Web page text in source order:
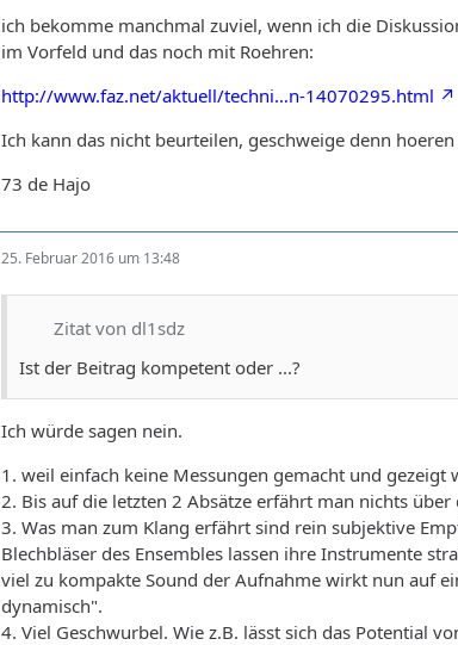
ich bekomme manchmal zuviel, wenn ich die
im Vorfeld und das noch mit Roehren:
http://www.faz.net/aktuell/techni…n-14070295.html
Ich kann das nicht beurteilen, geschweige denn
73 de Hajo
25. Februar 2016 um 13:48
Zitat von dl1sdz
Ist der Beitrag kompetent oder ...?
Ich würde sagen nein.
1. weil einfach keine Messungen gemacht und gezeigt
2. Bis auf die letzten 2 Absätze erfährt man nichts
3. Was man zum Klang erfährt sind rein subjektive
Blechbläser des Ensembles lassen ihre Instrumente
viel zu kompakte Sound der Aufnahme wirkt nun auf
dynamisch".
4. Viel Geschwurbel. Wie z.B. lässt sich das Potential